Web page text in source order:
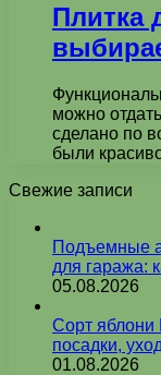
Плитка
можно
сделано по
были
Свежие записи
Подъемные
для гаража:
05.08.2026
Сорт яблони
посадки,
01.08.2026